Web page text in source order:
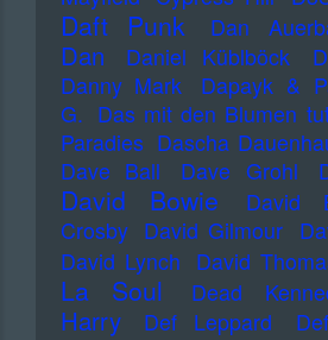
Daft Punk Dan
Dan
Daniel Küblböck
Danny Mark
Dapayk &
G. Das mit den Blumen
Paradies Dascha
Dave Ball
Dave Grohl
David Bowie David
Crosby David Gilmour
David Lynch David
La Soul
Dead
Harry
Def Leppard